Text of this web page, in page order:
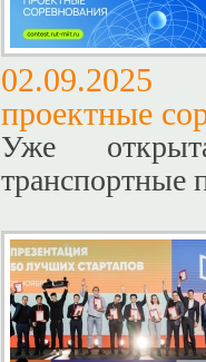
проектные
Уже
транспортные